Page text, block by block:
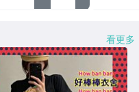
看更多